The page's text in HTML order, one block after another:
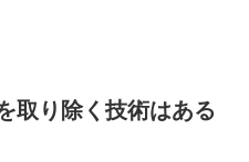
取り除く技術はある